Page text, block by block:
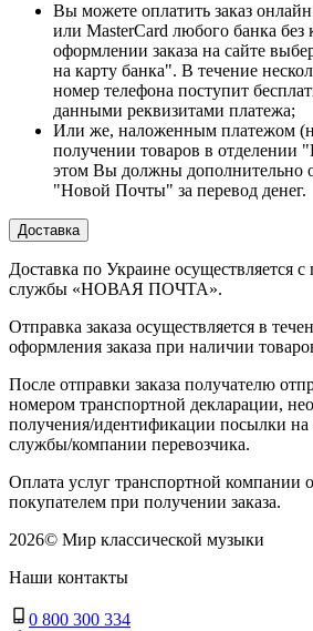
Вы можете оплатить заказ
или MasterCard любого банка
оформлении заказа на сайте
на карту банка". В течение
номер телефона поступит
данными реквизитами платежа;
Или же, наложенным платежом
получении товаров в
этом Вы должны дополнительно
"Новой Почты" за перевод денег.
Доставка
Доставка по Украине осуществляется
службы «НОВАЯ ПОЧТА».
Отправка заказа осуществляется в
оформления заказа при наличии
После отправки заказа получателю
номером транспортной декларации,
получения/идентификации посылки на
службы/компании перевозчика.
Оплата услуг транспортной компании
покупателем при получении заказа.
2026© Мир классической музыки
Наши контакты
0 800 300 334